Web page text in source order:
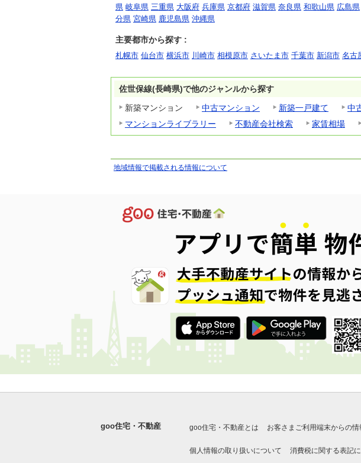
県 岐阜県 三重県 大阪府 兵庫県 京都府 滋賀県 奈良県 和歌山県 広島県
分県 宮崎県 鹿児島県 沖縄県
主要都市から探す :
札幌市 仙台市 横浜市 川崎市 相模原市 さいたま市 千葉市 新潟市 名古
佐世保線(長崎県)で他のジャンルから探す
新築マンション
中古マンション 新築一戸建て 中
マンションライブラリー
不動産会社検索 家賃相場
地域情報で掲載される情報について
goo住宅・不動産 goo住宅・不動産とは お客さまご利用端末からの
個人情報の取り扱いについて 消費税に関する表記